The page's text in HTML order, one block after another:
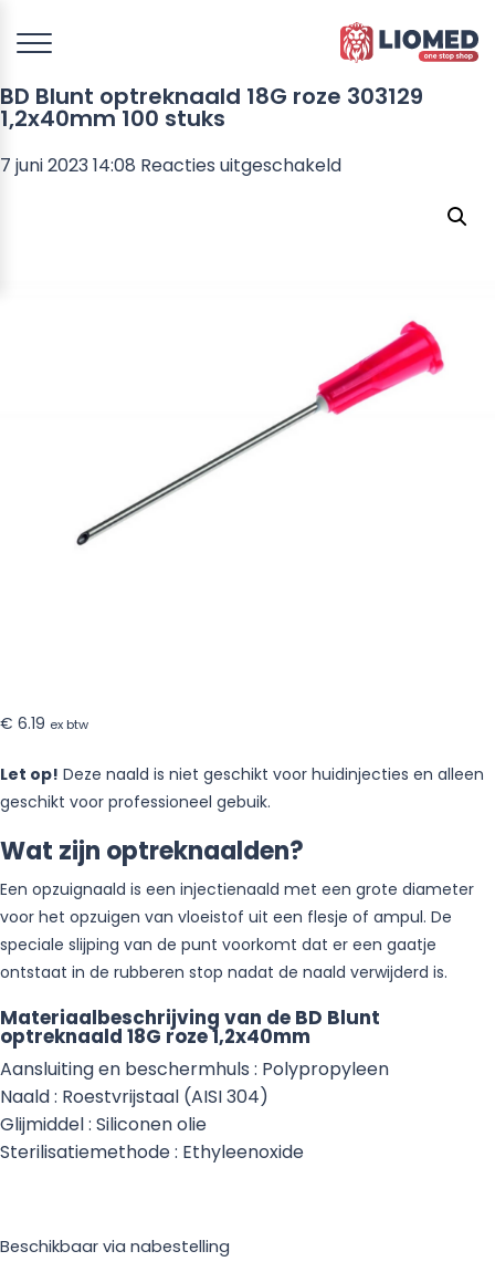
BD Blunt optreknaald 18G roze 303129
1,2x40mm 100 stuks
7 juni 2023 14:08 Reacties uitgeschakeldvoor
1,2x40mm
100
stuks
€ 6.19 ex btw
Let op! Deze naald is niet geschikt voor huidinjecties en alleen
geschikt voor professioneel gebuik.
Wat zijn optreknaalden?
Een opzuignaald is een injectienaald met een grote diameter
voor het opzuigen van vloeistof uit een flesje of ampul. De
speciale slijping van de punt voorkomt dat er een gaatje
ontstaat in de rubberen stop nadat de naald verwijderd is.
Materiaalbeschrijving van de BD Blunt
optreknaald 18G roze 1,2x40mm
Aansluiting en beschermhuls : Polypropyleen
Naald : Roestvrijstaal (AISI 304)
Glijmiddel : Siliconen olie
Sterilisatiemethode : Ethyleenoxide
Beschikbaar via nabestelling